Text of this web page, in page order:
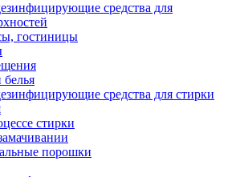
средства для
гостиницы
белья
средства для стирки
стирки
порошки